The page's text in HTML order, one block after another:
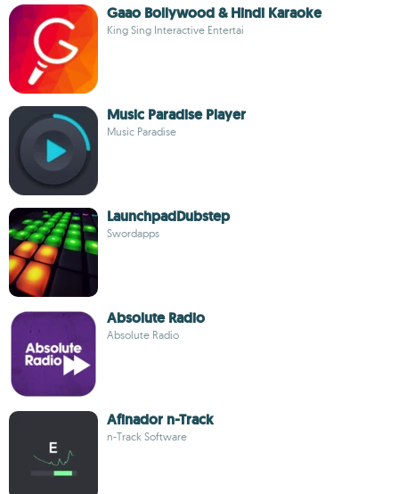
Gaao Bollywood & Hindi Karaoke
King Sing Interactive Entertai
Music Paradise Player
Music Paradise
LaunchpadDubstep
Swordapps
Absolute Radio
Absolute Radio
Afinador n-Track
n-Track Software